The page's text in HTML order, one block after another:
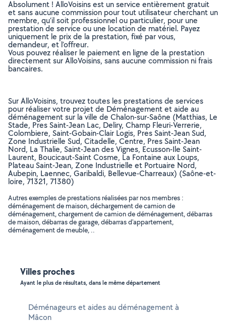
Absolument ! AlloVoisins est un service entièrement gratuit
et sans aucune commission pour tout utilisateur cherchant un
membre, qu’il soit professionnel ou particulier, pour une
prestation de service ou une location de matériel. Payez
uniquement le prix de la prestation, fixé par vous,
demandeur, et l’offreur.
Vous pouvez réaliser le paiement en ligne de la prestation
directement sur AlloVoisins, sans aucune commission ni frais
bancaires.
Sur AlloVoisins, trouvez toutes les prestations de services
pour réaliser votre projet de Déménagement et aide au
déménagement sur la ville de Chalon-sur-Saône (Matthias, Le
Stade, Pres Saint-Jean Lac, Deliry, Champ Fleuri-Verrerie,
Colombiere, Saint-Gobain-Clair Logis, Pres Saint-Jean Sud,
Zone Industrielle Sud, Citadelle, Centre, Pres Saint-Jean
Nord, La Thalie, Saint-Jean des Vignes, Ecusson-Ile Saint-
Laurent, Boucicaut-Saint Cosme, La Fontaine aux Loups,
Plateau Saint-Jean, Zone Industrielle et Portuaire Nord,
Aubepin, Laennec, Garibaldi, Bellevue-Charreaux) (Saône-et-
loire, 71321, 71380)
Autres exemples de prestations réalisées par nos membres :
déménagement de maison, déchargement de camion de
déménagement, chargement de camion de déménagement, débarras
de maison, débarras de garage, débarras d'appartement,
déménagement de meuble, ..
Villes proches
Ayant le plus de résultats, dans le même département
Déménageurs et aides au déménagement à
Mâcon